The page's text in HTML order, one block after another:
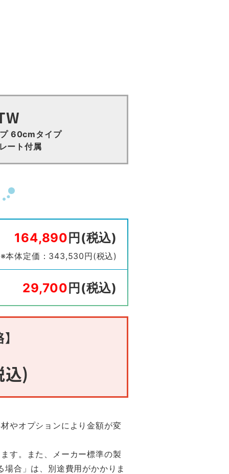
60cmタイプ
ート付属
164,890円(税込)
※本体定価：343,530円(税込)
29,700円(税込)
込)
やオプションにより金額が変
す。また、メーカー標準の製
合」は、別途費用がかかりま